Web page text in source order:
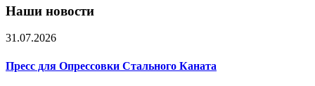
Наши новости
31.07.2026
Пресс для Опрессовки Стального Каната